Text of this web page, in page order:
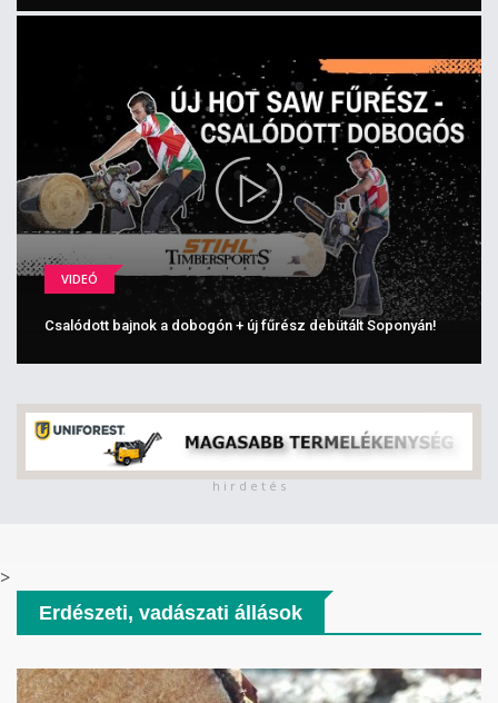
VIDEÓ
Csalódott bajnok a dobogón + új fűrész debütált Soponyán!
h i r d e t é s
>
Erdészeti, vadászati állások